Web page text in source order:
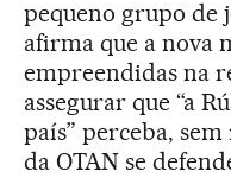
pequeno grupo de
afirma que a nova
empreendidas na
assegurar que “a
país” perceba,
da OTAN se